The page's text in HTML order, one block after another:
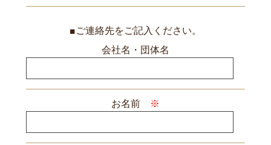
■ご連絡先をご記入ください。
会社名・団体名
お名前 ※